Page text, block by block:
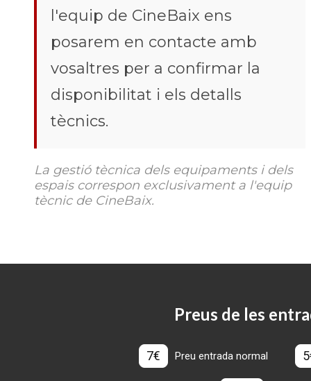
l'equip de CineBaix ens
posarem en contacte amb
vosaltres per a confirmar la
disponibilitat i els detalls
tècnics.
La gestió tècnica dels equipaments i dels
espais correspon exclusivament a l'equip
tècnic de CineBaix.
Preus de les
7€ Preu entrada normal